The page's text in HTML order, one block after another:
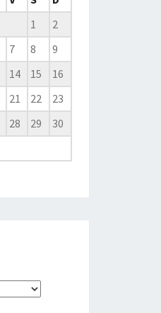
1
2
7 8
9
14 15
16
21 22
23
28 29
30